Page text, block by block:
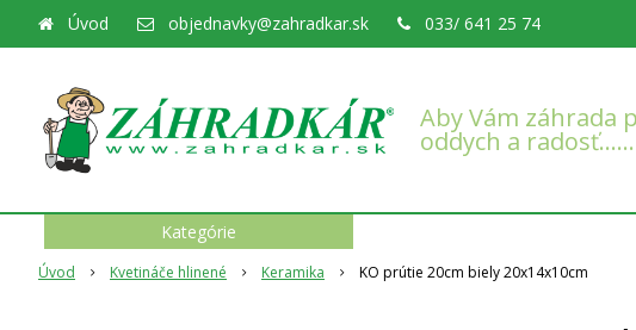
Aby Vám záhrada
oddych a radosť……
Úvod objednavky@zahradkar.sk 033/ 641 25 74
Úvod Kvetináče hlinené Keramika KO prútie 20cm biely 20x14x10cm
Kategórie